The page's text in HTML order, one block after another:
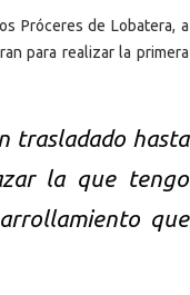
Próceres de Lobatera, a
para realizar la primera
trasladado hasta
la que tengo
que